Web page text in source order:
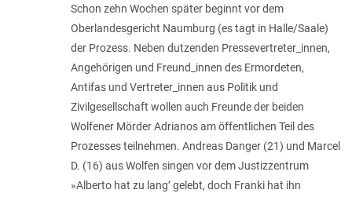
Schon zehn Wochen später beginnt vor dem
Oberlandesgericht Naumburg (es tagt in Halle/Saale)
der Prozess. Neben dutzenden Pressevertreter_innen,
Angehörigen und Freund_innen des Ermordeten,
Antifas und Vertreter_innen aus Politik und
Zivilgesellschaft wollen auch Freunde der beiden
Wolfener Mörder Adrianos am öffentlichen Teil des
Prozesses teilnehmen. Andreas Danger (21) und Marcel
D. (16) aus Wolfen singen vor dem Justizzentrum
»Alberto hat zu lang’ gelebt, doch Franki hat ihn